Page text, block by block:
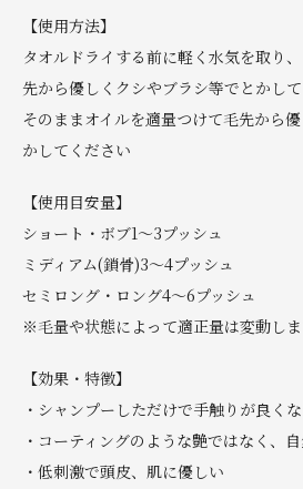
【使用方法】
タオルドライする前に軽く水気を取り
先から優しくクシやブラシ等でとかして
そのままオイルを適量つけて毛先から
かしてください
【使用目安量】
ショート・ボブ1〜3プッシュ
ミディアム(鎖骨)3〜4プッシュ
セミロング・ロング4〜6プッシュ
※毛量や状態によって適正量は変動し
【効果・特徴】
・シャンプーしただけで手触りが良くな
・コーティングのような艶ではなく、
・低刺激で頭皮、肌に優しい